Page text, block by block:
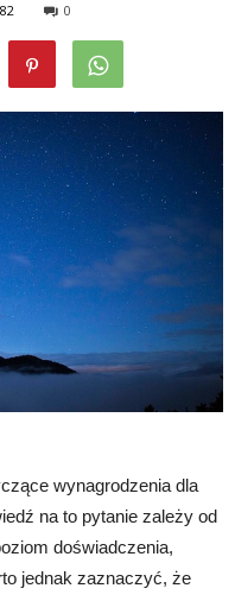
0
wynagrodzenia dla
na to pytanie zależy od
doświadczenia,
jednak zaznaczyć, że